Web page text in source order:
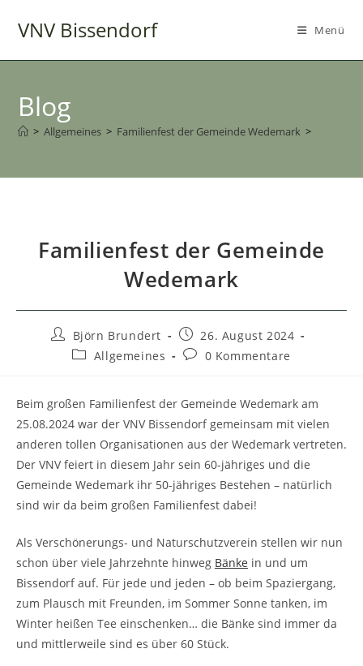
InhaltVNV Bissendorf Menü
Blog
> Allgemeines > Familienfest der Gemeinde Wedemark >
Familienfest der Gemeinde
Wedemark
Beitrags-
Autor:
Björn Brundert
Beitrag
veröffentlicht:
26. August 2024
Beitrags-
Allgemeines
Beitrags-
0 Kommentare
Beim großen Familienfest der Gemeinde Wedemark am
25.08.2024 war der VNV Bissendorf gemeinsam mit vielen
anderen tollen Organisationen aus der Wedemark vertreten.
Der VNV feiert in diesem Jahr sein 60-jähriges und die
Gemeinde Wedemark ihr 50-jähriges Bestehen – natürlich
sind wir da beim großen Familienfest dabei!
Als Verschönerungs- und Naturschutzverein stellen wir nun
schon über viele Jahrzehnte hinweg Bänke in und um
Bissendorf auf. Für jede und jeden – ob beim Spaziergang,
zum Plausch mit Freunden, im Sommer Sonne tanken, im
Winter heißen Tee einschenken… die Bänke sind immer da
und mittlerweile sind es über 60 Stück.